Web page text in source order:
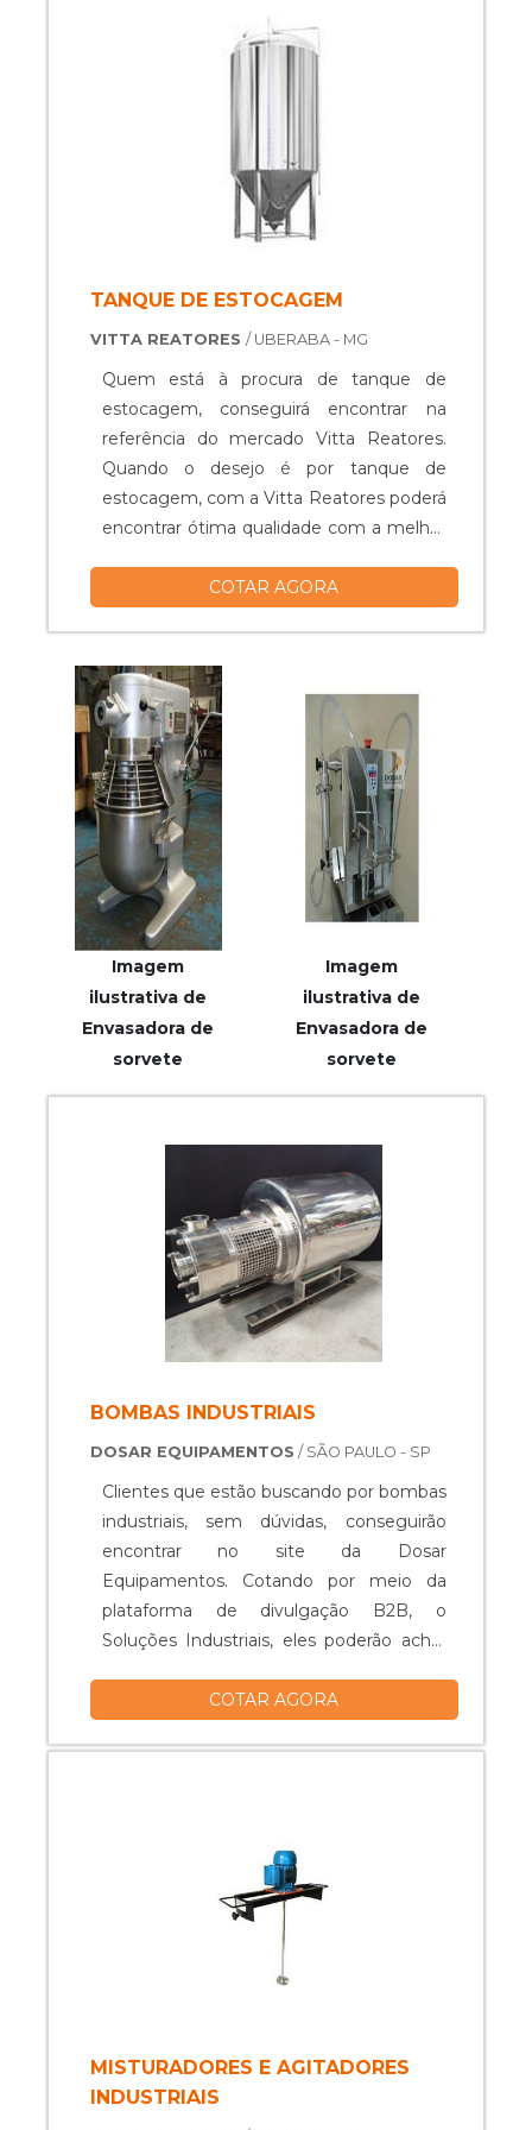
de peças defeituosas. Assim, é possível ...
TANQUE DE ESTOCAGEM
VITTA REATORES / UBERABA - MG
Quem está à procura de tanque de
estocagem, conseguirá encontrar na
referência do mercado Vitta Reatores.
Quando o desejo é por tanque de
estocagem, com a Vitta Reatores poderá
encontrar ótima qualidade com a melhor
da empresa.UM POUCO MAIS SOBRE O
competência e excelência em uma área
de atuação. A Vitta Reatores foca seus
esforços em pr...
COTAR AGORA
Imagem
ilustrativa de
Envasadora de
sorvete
Imagem
ilustrativa de
Envasadora de
sorvete
BOMBAS INDUSTRIAIS
DOSAR EQUIPAMENTOS / SÃO PAULO - SP
Clientes que estão buscando por bombas
industriais, sem dúvidas, conseguirão
encontrar no site da Dosar
Equipamentos. Cotando por meio da
plataforma de divulgação B2B, o
Soluções Industriais, eles poderão achar
catálogo de opções. É importante
adquirido com empresas especializadas
materiais, além de evitar prejuízos com
substituições frequentes de peças
defeituosas. Assim, é possível poupar
gastos desnecessários. DETALHES
Equipamentos. Disponibilizando para os
clientes retrofit eletrônico e calibração de
COTAR AGORA
MISTURADORES E AGITADORES
INDUSTRIAIS